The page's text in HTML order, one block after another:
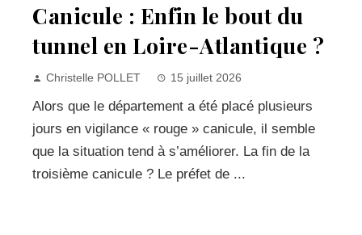
Canicule : Enfin le bout du
tunnel en Loire-Atlantique ?
Christelle POLLET 15 juillet 2026
Alors que le département a été placé plusieurs
jours en vigilance « rouge » canicule, il semble
que la situation tend à s’améliorer. La fin de la
troisième canicule ? Le préfet de ...